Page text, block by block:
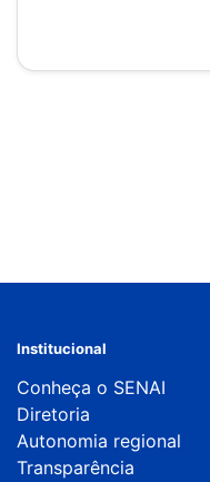
Institucional
Conheça o SENAI
Diretoria
Autonomia regional
Transparência